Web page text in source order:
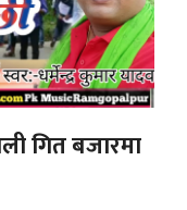
गित बजारमा